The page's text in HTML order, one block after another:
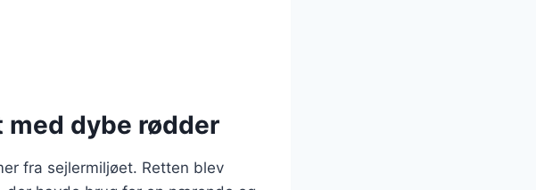
med dybe rødder
fra sejlermiljøet. Retten blev